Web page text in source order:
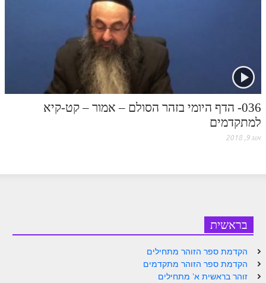
ספר הזוהר – ויקרא
ספר הזוהר הקדוש זוהר ויקרא מתקדמים
זוהר צו מתחילים
ספר הזוהר פרשת תזריע למתחילים
ספר הזוהר פרשת תזריע למתקדמים
זוהר מצורע מתחילים
036- הדף היומי בזהר הסולם – אמור – קט-קיא
למתקדמים
אוג 9, 2018
בראשית
הקדמת ספר הזוהר מתחילים
הקדמת ספר הזוהר מתקדמים
זוהר בראשית א' מתחילים